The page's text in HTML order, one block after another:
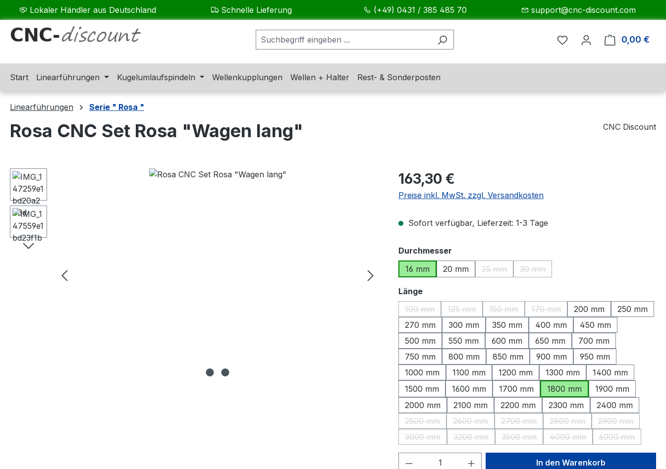
Hauptinhalt springen
Zur Suche springen
Zur Hauptnavigation springen
Lokaler Händler aus Deutschland Schnelle Lieferung (+49) 0431 / 385 485 70 support@cnc-discount.com
0,00 €
Start Linearführungen Kugelumlaufspindeln Wellenkupplungen Wellen + Halter Rest- & Sonderposten
Linearführungen Serie " Rosa "
Rosa CNC Set Rosa "Wagen lang" CNC Discount
Bildergalerie überspringen Regulärer Preis:
163,30 €
Preise inkl. MwSt. zzgl. Versandkosten
Sofort verfügbar, Lieferzeit: 1-3 Tage
Durchmesser
16 mm
20 mm 25 mm
(Diese Option ist zurzeit nicht verfügbar.)
30 mm
(Diese Option ist zurzeit nicht verfügbar.)
Längeauswählen
100 mm
(Diese Option ist zurzeit nicht verfügbar.)
125 mm
(Diese Option ist zurzeit nicht verfügbar.)
150 mm
(Diese Option ist zurzeit nicht verfügbar.)
170 mm
(Diese Option ist zurzeit nicht
200 mm
250 mm
270 mm
300 mm 350 mm 400 mm
450 mm
500 mm
550 mm 600 mm 650 mm
700 mm
750 mm
800 mm 850 mm 900 mm
950 mm
1000 mm
1100 mm 1200 mm 1300 mm
1400 mm
1500 mm
1600 mm 1700 mm 1800 mm
1900 mm
2000 mm
2100 mm 2200 mm 2300 mm
2400 mm
2500 mm
(Diese Option ist zurzeit nicht verfügbar.)
2600 mm
(Diese Option ist zurzeit nicht verfügbar.)
2700 mm
(Diese Option ist zurzeit nicht verfügbar.)
2800 mm
(Diese Option ist zurzeit nicht
2900 mm
(Diese Option
3000 mm
(Diese Option ist zurzeit nicht verfügbar.)
3200 mm
(Diese Option ist zurzeit nicht verfügbar.)
3500 mm
(Diese Option ist zurzeit nicht verfügbar.)
4000 mm
(Diese Option ist zurzeit nicht
6000 mm
(Diese Option
Produkt Anzahl: Gib den gewünschten Wert
In den Warenkorb